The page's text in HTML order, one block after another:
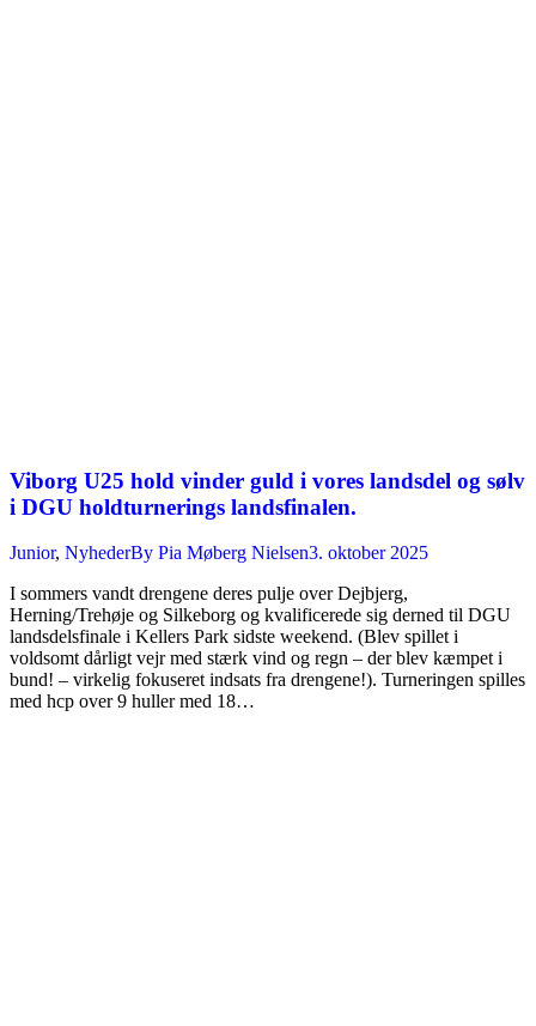
Viborg U25 hold vinder guld i vores landsdel og sølv
i DGU holdturnerings landsfinalen.
Junior, NyhederBy Pia Møberg Nielsen3. oktober 2025
I sommers vandt drengene deres pulje over Dejbjerg,
Herning/Trehøje og Silkeborg og kvalificerede sig derned til DGU
landsdelsfinale i Kellers Park sidste weekend. (Blev spillet i
voldsomt dårligt vejr med stærk vind og regn – der blev kæmpet i
bund! – virkelig fokuseret indsats fra drengene!). Turneringen spilles
med hcp over 9 huller med 18…